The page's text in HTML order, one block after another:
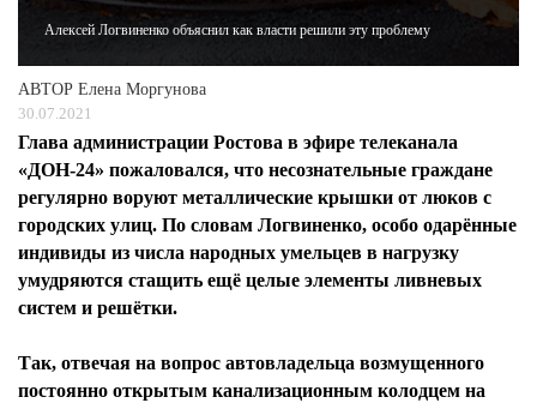
Алексей Логвиненко объяснил как власти решили эту проблему
АВТОР Елена Моргунова
30.07.2021
Глава администрации Ростова в эфире телеканала
«ДОН-24» пожаловался, что несознательные граждане
регулярно воруют металлические крышки от люков с
городских улиц. По словам Логвиненко, особо одарённые
индивиды из числа народных умельцев в нагрузку
умудряются стащить ещё целые элементы ливневых
систем и решётки.
Так, отвечая на вопрос автовладельца возмущенного
постоянно открытым канализационным колодцем на